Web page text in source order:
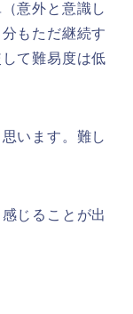
意外と意識し
もただ継続す
て難易度は低
います。難し
じることが出